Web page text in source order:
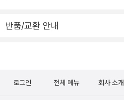
논둑을 살랑살랑 엉덩춤을 추며 달립
처 달립니다. 내처 달리다가 다시 살
이 걸었어.” 자, 이제 들어가자, 하고
반품/교환 안내
로그인 전체 메뉴 회사 소개